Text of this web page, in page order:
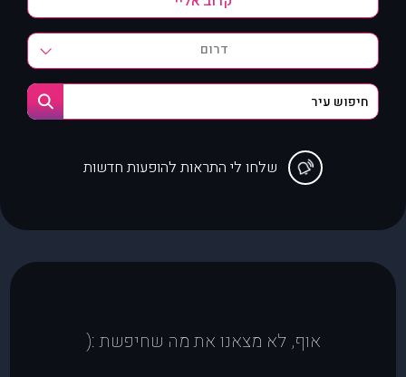
דרום
שלחו לי התראות להופעות חדשות
אוף, לא מצאנו את מה שחיפשת :(